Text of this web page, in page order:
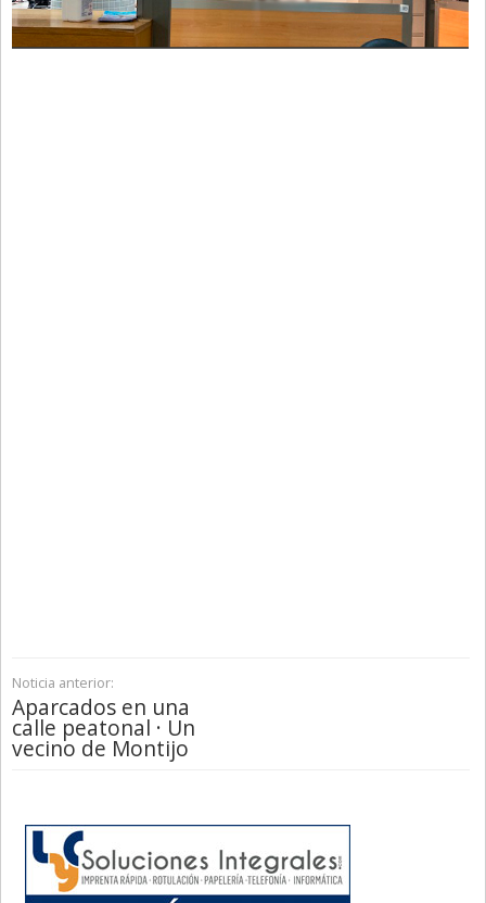
Noticia anterior:
Aparcados en una
calle peatonal · Un
vecino de Montijo